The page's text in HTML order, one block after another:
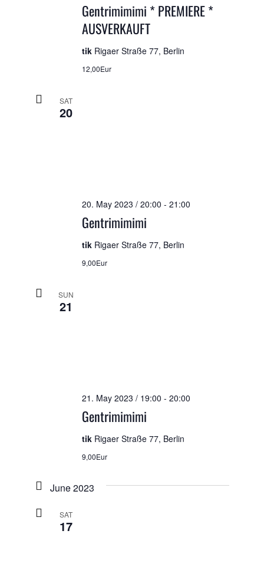
Gentrimimimi * PREMIERE *
AUSVERKAUFT
tik Rigaer Straße 77, Berlin
12,00Eur
SAT
20
Gentrimimimi
20. May 2023 / 20:00 - 21:00
tik Rigaer Straße 77, Berlin
9,00Eur
SUN
21
Gentrimimimi
21. May 2023 / 19:00 - 20:00
tik Rigaer Straße 77, Berlin
9,00Eur
June 2023
SAT
17